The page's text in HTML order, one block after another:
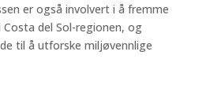
er også involvert i å fremme
del Sol-regionen, og
til å utforske miljøvennlige